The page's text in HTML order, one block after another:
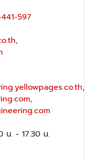
597
,
,
,
น. - 17.30 น.